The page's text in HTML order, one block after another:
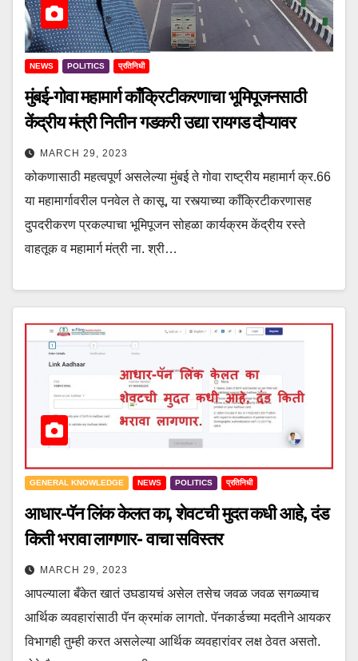
NEWS POLITICS प्रतिनिधी
मुंबई-गोवा महामार्ग काँक्रिटीकरणाचा भूमिपूजनसाठी
केंद्रीय मंत्री नितीन गडकरी उद्या रायगड दौऱ्यावर
MARCH 29, 2023
कोकणासाठी महत्वपूर्ण असलेल्या मुंबई ते गोवा राष्ट्रीय महामार्ग क्र.66
या महामार्गावरील पनवेल ते कासू, या रस्त्याच्या काँक्रिटीकरणासह
दुपदरीकरण प्रकल्पाचा भूमिपूजन सोहळा कार्यक्रम केंद्रीय रस्ते
वाहतूक व महामार्ग मंत्री ना. श्री…
GENERAL KNOWLEDGE NEWS POLITICS प्रतिनिधी
आधार-पॅन लिंक केलत का, शेवटची मुदत कधी आहे, दंड
किती भरावा लागणार- वाचा सविस्तर
MARCH 29, 2023
आपल्याला बँकेत खातं उघडायचं असेल तसेच जवळ जवळ सगळ्याच
आर्थिक व्यवहारांसाठी पॅन क्रमांक लागतो. पॅनकार्डच्या मदतीने आयकर
विभागही तुम्ही करत असलेल्या आर्थिक व्यवहारांवर लक्ष ठेवत असतो.